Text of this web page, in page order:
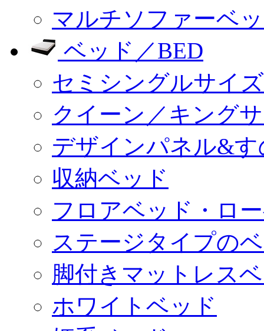
マルチソファーベ
ベッド／BED
セミシングルサイ
クイーン／キング
デザインパネル&
収納ベッド
フロアベッド・ロ
ステージタイプの
脚付きマットレス
ホワイトベッド